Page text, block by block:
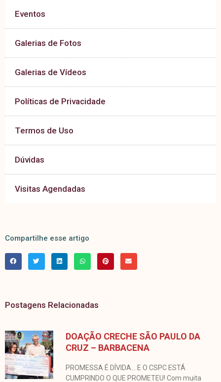
Eventos
Galerias de Fotos
Galerias de Vídeos
Políticas de Privacidade
Termos de Uso
Dúvidas
Visitas Agendadas
Compartilhe esse artigo
Postagens Relacionadas
DOAÇÃO CRECHE SÃO PAULO DA
CRUZ – BARBACENA
PROMESSA É DÍVIDA… E O CSPC ESTÁ
CUMPRINDO O QUE PROMETEU! Com muita